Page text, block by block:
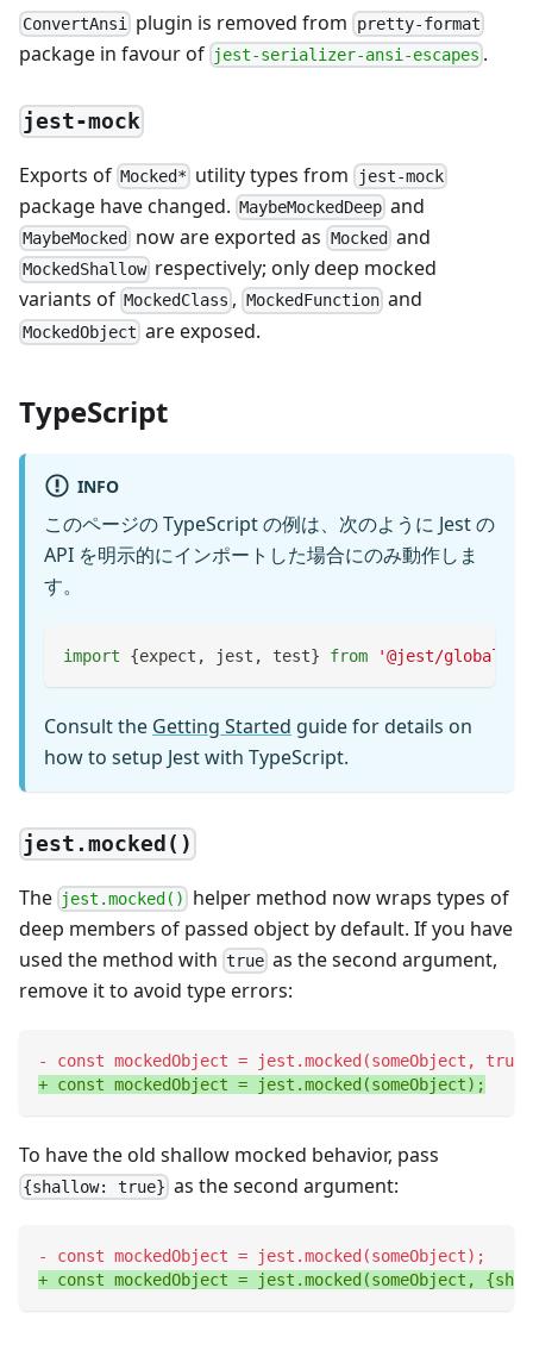
ConvertAnsi plugin is removed from pretty-format
package in favour of jest-serializer-ansi-escapes .
jest-mock
Exports of Mocked* utility types from jest-mock
package have changed. MaybeMockedDeep and
MaybeMocked now are exported as Mocked and
MockedShallow respectively; only deep mocked
variants of MockedClass , MockedFunctionand
MockedObject are exposed.
TypeScript
INFO
このページの TypeScript の例は、次のように Jest の
API を明示的にインポートした場合にのみ動作しま
す。
import {expect , jest , test} from '@jest/globals'
Consult the Getting Started guide for details on
how to setup Jest with TypeScript.
jest.mocked()
The jest.mocked()
helper method now wraps types of
deep members of passed object by default. If you have
used the method with true as the second argument,
remove it to avoid type errors:
-
const mockedObject = jest.mocked(someObject,
+ const mockedObject = jest.mocked(someObject);
To have the old shallow mocked behavior, pass
{shallow: true} as the second argument:
-
const mockedObject = jest.mocked(someObject);
+ const mockedObject = jest.mocked(someObject,